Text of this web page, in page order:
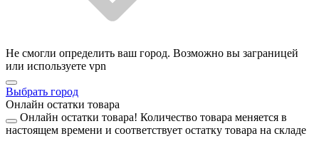
Не смогли определить ваш город. Возможно вы заграницей
или используете vpn
Выбрать город
Онлайн остатки товара
Онлайн остатки товара! Количество товара меняется в
настоящем времени и соответствует остатку товара на складе